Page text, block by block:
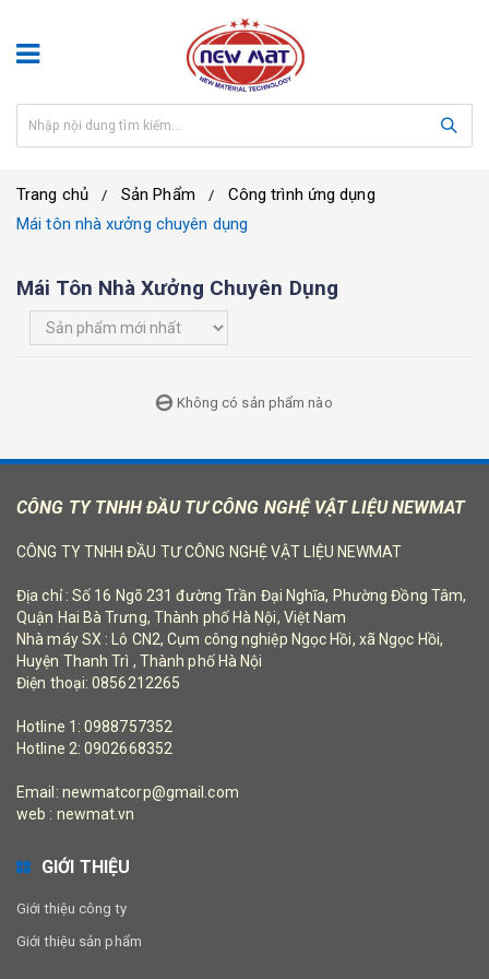
Trang chủ Sản Phẩm
Công trình ứng dụng
Mái tôn nhà xưởng chuyên dụng
Mái Tôn Nhà Xưởng Chuyên Dụng
Không có sản phẩm nào
CÔNG TY TNHH ĐẦU TƯ CÔNG NGHỆ VẬT LIỆU NEWMAT
CÔNG TY TNHH ĐẦU TƯ CÔNG NGHỆ VẬT LIỆU NEWMAT
Địa chỉ : Số 16 Ngõ 231 đường Trần Đại Nghĩa, Phường Đồng Tâm,
Quận Hai Bà Trưng, Thành phố Hà Nội, Việt Nam
Nhà máy SX : Lô CN2, Cụm công nghiệp Ngọc Hồi, xã Ngọc Hồi,
Huyện Thanh Trì , Thành phố Hà Nội
Điện thoại: 0856212265
Hotline 1: 0988757352
Hotline 2: 0902668352
Email: newmatcorp@gmail.com
web : newmat.vn
GIỚI THIỆU
Giới thiệu công ty
Giới thiệu sản phẩm